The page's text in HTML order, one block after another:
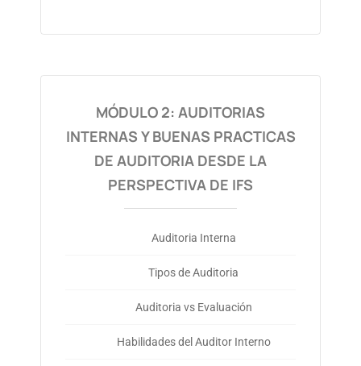
MÓDULO 2: AUDITORIAS
INTERNAS Y BUENAS PRACTICAS
DE AUDITORIA DESDE LA
PERSPECTIVA DE IFS
Auditoria Interna
Tipos de Auditoria
Auditoria vs Evaluación
Habilidades del Auditor Interno